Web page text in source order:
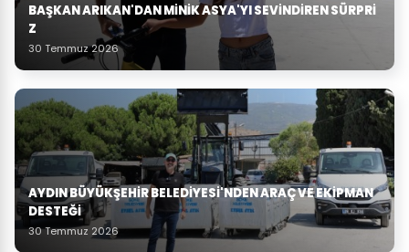
BAŞKAN ARIKAN'DAN MINIK ASYA'YI SEVINDIREN SÜRPRI
Z
30 Temmuz 2026
AYDIN BÜYÜKŞEHIR BELEDIYESI'NDEN ARAÇ VE EKIPMAN
DESTEĞI
30 Temmuz 2026